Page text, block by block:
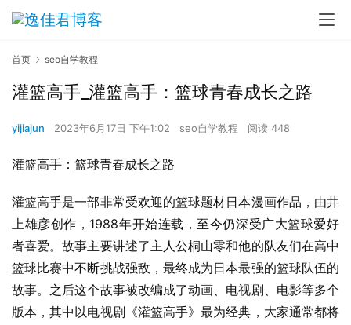
首页 seo自学教程
灌篮高手_灌篮高手：篮球青春成长之路
yijiajun 2023年6月17日 下午1:02 seo自学教程 阅读 448
灌篮高手：篮球青春成长之路
灌篮高手是一部非常受欢迎的篮球题材日本漫画作品，由井
上雄彦创作，1988年开始连载，至今仍深受广大篮球爱好
者喜爱。故事主要讲述了主人公桐山零和他的队友们在高中
篮球比赛中不断挑战强敌，最终成为日本最强的篮球队伍的
故事。之后这个故事被改编成了动画、电视剧、电影等多个
版本，其中以电视剧《灌篮高手》最为经典，大家通常都将